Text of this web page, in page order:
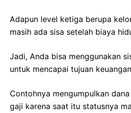
Adapun level ketiga berupa
masih ada sisa setelah biaya
Jadi, Anda bisa menggunakan
untuk mencapai tujuan
Contohnya mengumpulkan
gaji karena saat itu statusnya